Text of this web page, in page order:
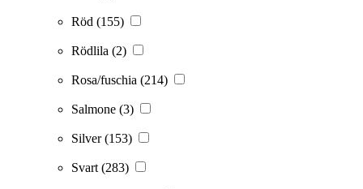
Röd (155)
Rödlila (2)
Rosa/fuschia (214)
Salmone (3)
Silver(153)
Svart (283)